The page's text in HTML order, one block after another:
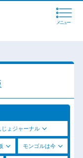
メニュー
じょジャーナル
モンゴルは今